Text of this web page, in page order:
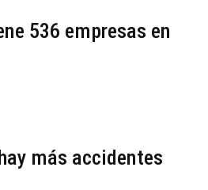
536 empresas en
más accidentes